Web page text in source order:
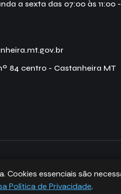
a sexta das 07:00 às 11:00 -
84 centro - Castanheira MT
Cookies essenciais são
Política de Privacidade.